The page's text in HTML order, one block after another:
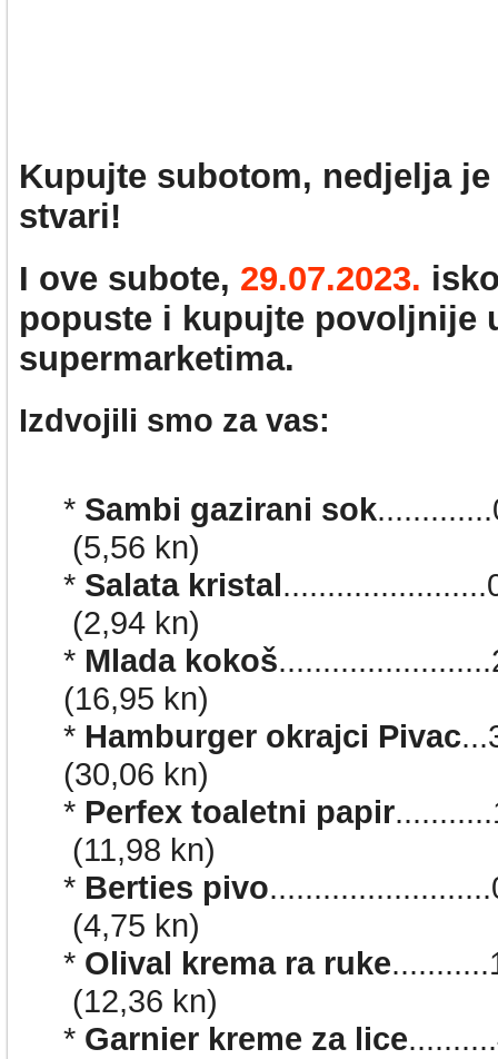
Kupujte subotom, nedjelja
stvari!
I ove subote, 29.07.2023.
popuste i kupujte povoljnije
supermarketima.
Izdvojili smo za vas:
* Sambi gazirani sok
(5,56 kn)
* Salata kristal
(2,94 kn)
* Mlada kokoš
(16,95 kn)
* Hamburger okrajci Pivac
(30,06 kn)
* Perfex toaletni papir
(11,98 kn)
* Berties pivo
(4,75 kn)
* Olival krema ra ruke
(12,36 kn)
* Garnier kreme za lice